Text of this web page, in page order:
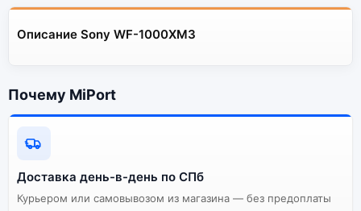
Описание Sony WF-1000XM3
Почему MiPort
Доставка день-в-день по СПб
Курьером или самовывозом из магазина — без предоплаты